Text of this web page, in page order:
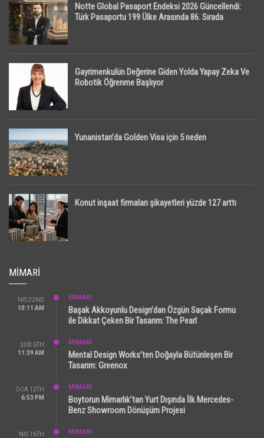
Notte Global Pasaport Endeksi 2026 Güncellendi:
Türk Pasaportu 199 Ülke Arasında 86. Sırada
Gayrimenkulün Değerine Giden Yolda Yapay Zeka Ve
Robotik Öğrenme Başlıyor
Yunanistan’da Golden Visa için 5 neden
Konut inşaat firmaları şikayetleri yüzde 127 arttı
MIMARI
NIS 22ND
10:11 AM
MİMARİ
Başak Akkoyunlu Design’dan Özgün Saçak Formu
ile Dikkat Çeken Bir Tasarım: The Pearl
ŞUB 6TH
11:39 AM
MİMARİ
Mental Design Works’ten Doğayla Bütünleşen Bir
Tasarım: Greenox
OCA 12TH
6:53 PM
MİMARİ
Boytorun Mimarlık’tan Yurt Dışında İlk Mercedes-
Benz Showroom Dönüşüm Projesi
NIS 16TH
MİMARİ